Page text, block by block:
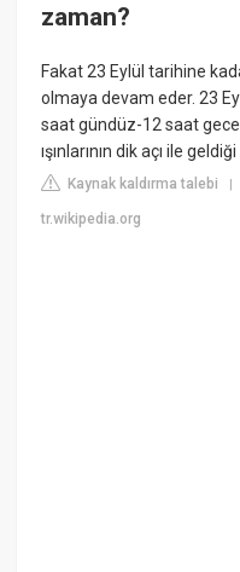
zaman?
Fakat 23 Eylül tarihine
olmaya devam eder. 23
saat gündüz-12 saat
ışınlarının dik açı ile
Kaynak kaldırma talebi
tr.wikipedia.org